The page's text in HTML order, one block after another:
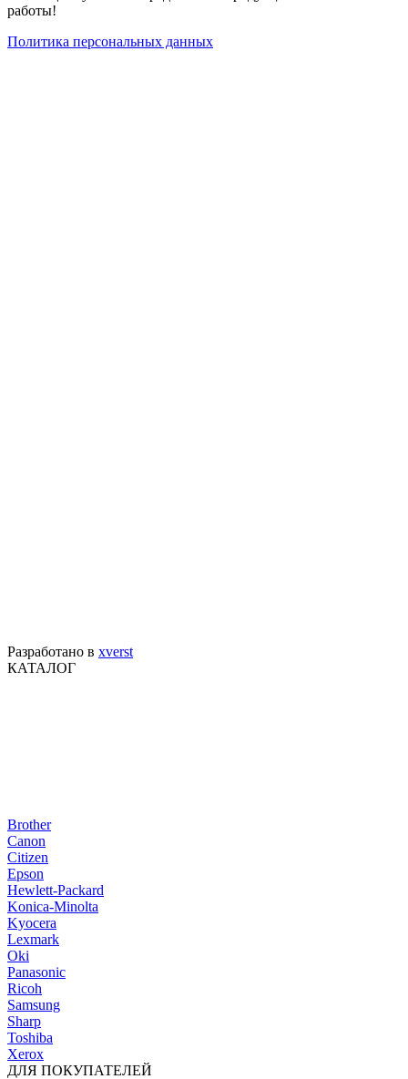
работы!
Политика персональных данных
Разработано в xverst
КАТАЛОГ
Brother
Canon
Citizen
Epson
Hewlett-Packard
Konica-Minolta
Kyocera
Lexmark
Oki
Panasonic
Ricoh
Samsung
Sharp
Toshiba
Xerox
ДЛЯ ПОКУПАТЕЛЕЙ